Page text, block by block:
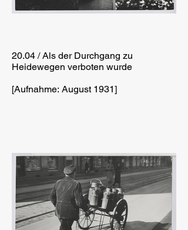
20.04 / Als der Durchgang zu
Heidewegen verboten wurde
[Aufnahme: August 1931]